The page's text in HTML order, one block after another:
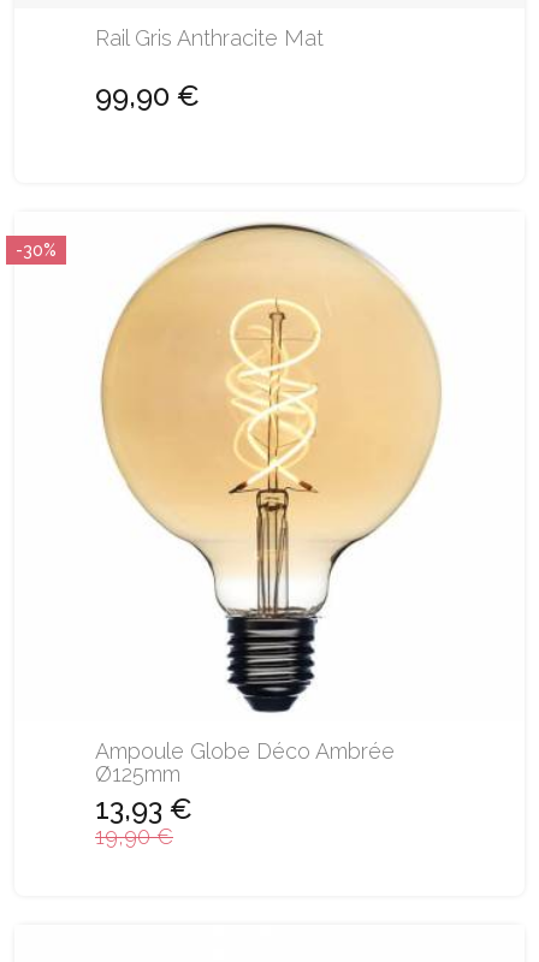
Rail Gris Anthracite Mat
99,90 €
-30%
Ampoule Globe Déco Ambrée
Ø125mm
13,93 €
19,90 €